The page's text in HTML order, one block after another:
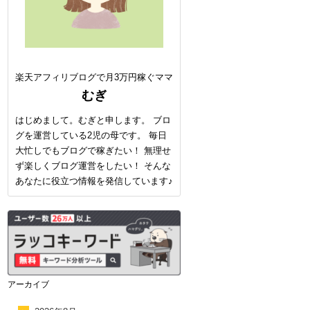
楽天アフィリブログで月3万円稼ぐママ
むぎ
はじめまして。むぎと申します。 ブロ
グを運営している2児の母です。 毎日
大忙しでもブログで稼ぎたい！ 無理せ
ず楽しくブログ運営をしたい！ そんな
あなたに役立つ情報を発信しています♪
アーカイブ